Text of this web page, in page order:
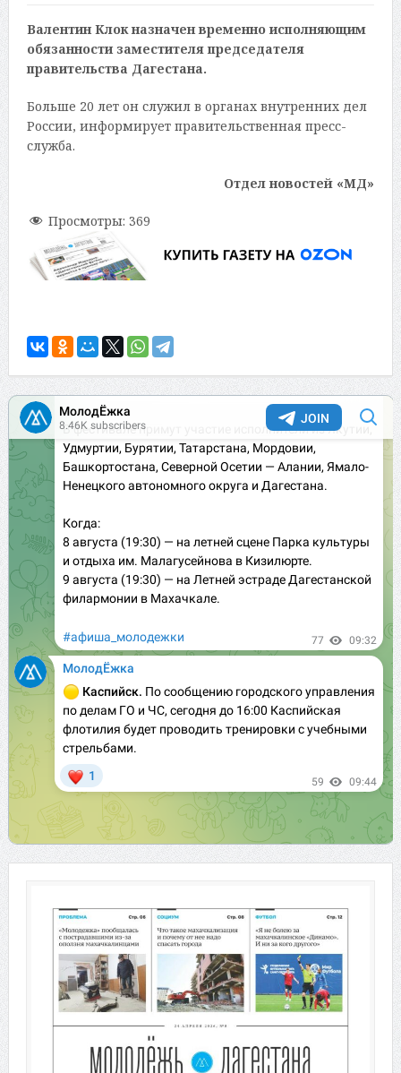
Валентин Клок назначен временно исполняющим
обязанности заместителя председателя
правительства Дагестана.
Больше 20 лет он служил в органах внутренних дел
России, информирует правительственная пресс-
служба.
Отдел новостей «МД»
Просмотры: 369